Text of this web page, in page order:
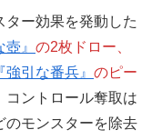
ター効果を発動した
壺』 の2枚ドロー、
『強引な番兵』 のピー
コントロール奪取は
のモンスターを除去